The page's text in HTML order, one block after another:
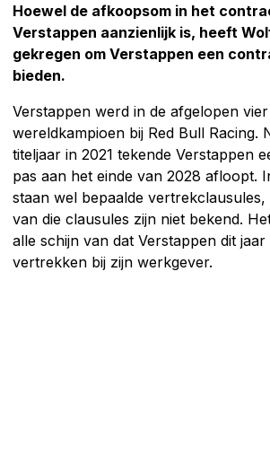
Hoewel de afkoopsom in het
Verstappen aanzienlijk is, heeft
gekregen om Verstappen een
bieden.
Verstappen werd in de afgelopen
wereldkampioen bij Red Bull Racing.
titeljaar in 2021 tekende Verstappen
pas aan het einde van 2028 afloopt.
staan wel bepaalde vertrekclausules,
van die clausules zijn niet bekend.
alle schijn van dat Verstappen dit
vertrekken bij zijn werkgever.